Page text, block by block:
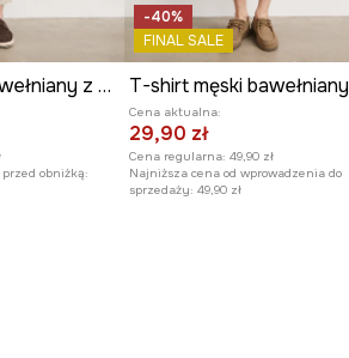
T-shirt męski bawełniany z elastanem
obniżką:
-40%
FINAL SALE
T-shirt męski bawełniany
Cena aktualna:
29,90 zł
Cena regularna: 49,90 zł
Najniższa cena od wprowadzenia do
sprzedaży: 49,90 zł